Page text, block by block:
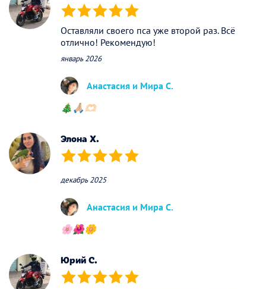
(*) (*) (*) (*) (*)
Оставляли своего пса уже второй раз. Всё
отлично! Рекомендую!
январь 2026
Анастасия и Мира С.
🎄🙏🏼🫶🏻
Элона Х.
(*) (*) (*) (*) (*)
декабрь 2025
Анастасия и Мира С.
🌸🌺🌼
Юрий C.
(*) (*) (*) (*) (*)